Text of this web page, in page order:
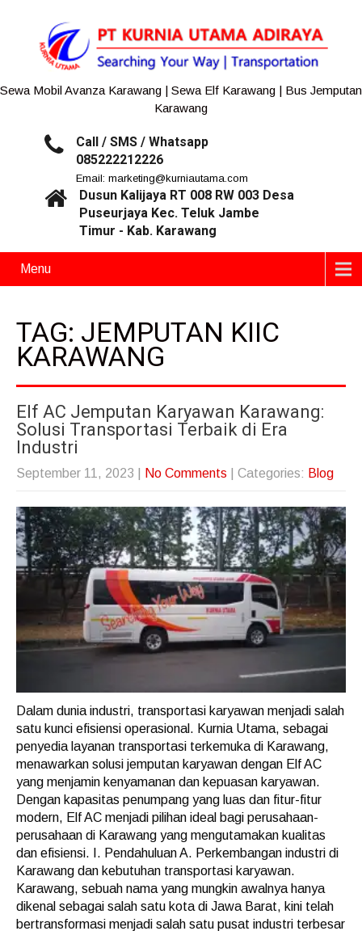
Sewa Mobil Avanza Karawang | Sewa Elf Karawang | Bus Jemputan
Karawang
Call / SMS / Whatsapp
085222212226
Email: marketing@kurniautama.com
Dusun Kalijaya RT 008 RW 003 Desa
Puseurjaya Kec. Teluk Jambe
Timur - Kab. Karawang
Menu
TAG: JEMPUTAN KIIC
KARAWANG
Elf AC Jemputan Karyawan Karawang:
Solusi Transportasi Terbaik di Era
Industri
September 11, 2023 No Comments | Categories: Blog
Dalam dunia industri, transportasi karyawan menjadi salah
satu kunci efisiensi operasional. Kurnia Utama, sebagai
penyedia layanan transportasi terkemuka di Karawang,
menawarkan solusi jemputan karyawan dengan Elf AC
yang menjamin kenyamanan dan kepuasan karyawan.
Dengan kapasitas penumpang yang luas dan fitur-fitur
modern, Elf AC menjadi pilihan ideal bagi perusahaan-
perusahaan di Karawang yang mengutamakan kualitas
dan efisiensi. I. Pendahuluan A. Perkembangan industri di
Karawang dan kebutuhan transportasi karyawan.
Karawang, sebuah nama yang mungkin awalnya hanya
dikenal sebagai salah satu kota di Jawa Barat, kini telah
bertransformasi menjadi salah satu pusat industri terbesar